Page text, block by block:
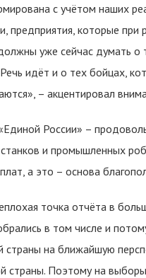
с учётом наших
предприятия, которые
уже сейчас думать
идёт и о тех бойцах,
– акцентировал
России» –
и промышленных
а это – основа
точка отчёта в
в том числе и
на ближайшую
страны. Поэтому на